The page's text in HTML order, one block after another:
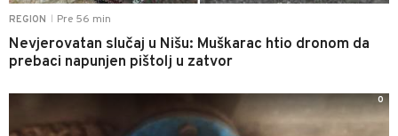
REGION Pre 56 min
Nevjerovatan slučaj u Nišu: Muškarac htio dronom da
prebaci napunjen pištolj u zatvor
0